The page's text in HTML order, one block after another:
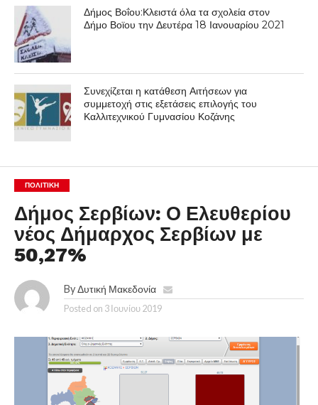
Δήμος Βοΐου:Κλειστά όλα τα σχολεία στον
Δήμο Βοϊου την Δευτέρα 18 Ιανουαρίου 2021
Συνεχίζεται η κατάθεση Αιτήσεων για
συμμετοχή στις εξετάσεις επιλογής του
Καλλιτεχνικού Γυμνασίου Κοζάνης
ΠΟΛΙΤΙΚΉ
Δήμος Σερβίων: Ο Ελευθερίου
νέος Δήμαρχος Σερβίων με
50,27%
By Δυτική Μακεδονία
Posted on 3 Ιουνίου 2019